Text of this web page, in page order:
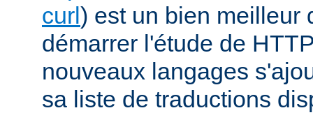
curl) est un bien meilleur
démarrer l'étude de
nouveaux langages
sa liste de traductions